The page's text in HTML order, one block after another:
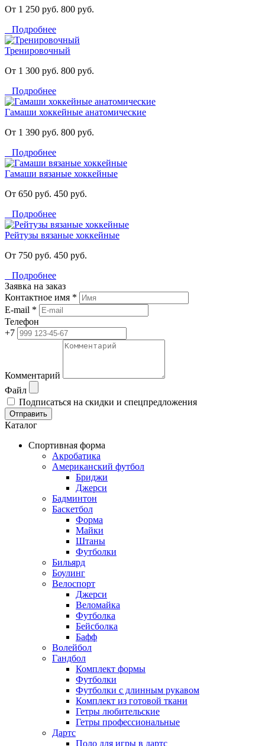
От 1 250 руб. 800 руб.
Подробнее
Тренировочный
От 1 300 руб. 800 руб.
Подробнее
Гамаши хоккейные анатомические
От 1 390 руб. 800 руб.
Подробнее
Гамаши вязаные хоккейные
От 650 руб. 450 руб.
Подробнее
Рейтузы вязаные хоккейные
От 750 руб. 450 руб.
Подробнее
Заявка на заказ
Контактное имя *
E-mail *
Телефон
+7
Комментарий
Файл
Подписаться на скидки и спецпредложения
Отправить
Каталог
Спортивная форма
Акробатика
Американский футбол
Бриджи
Джерси
Бадминтон
Баскетбол
Форма
Майки
Штаны
Футболки
Бильярд
Боулинг
Велоспорт
Джерси
Веломайка
Футболка
Бейсболка
Бафф
Волейбол
Гандбол
Комплект формы
Футболки
Футболки с длинным рукавом
Комплект из готовой ткани
Гетры любительские
Гетры профессиональные
Дартс
Поло для игры в дартс